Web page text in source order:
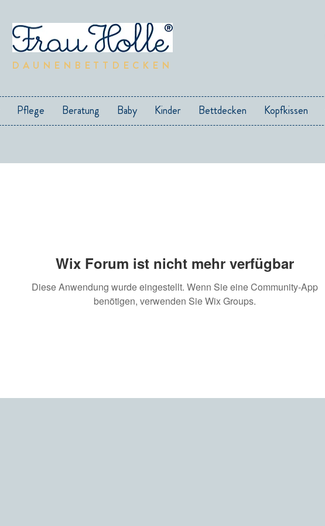
DAUNENBETTDECKEN
Pflege Beratung Baby Kinder Bettdecken Kopfkissen
Wix Forum ist nicht mehr verfügbar
Diese Anwendung wurde eingestellt. Wenn Sie eine Community-App
benötigen, verwenden Sie Wix Groups.